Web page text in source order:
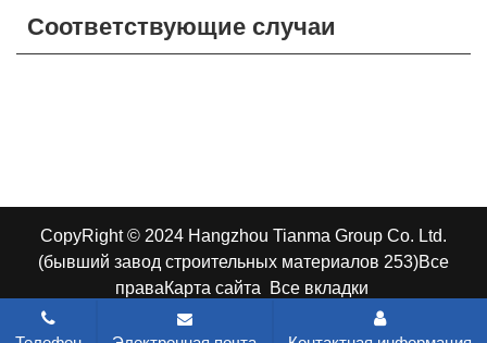
Соответствующие случаи
CopyRight © 2024 Hangzhou Tianma Group Co. Ltd.
(бывший завод строительных материалов 253)Все
праваКарта сайта Все вкладки